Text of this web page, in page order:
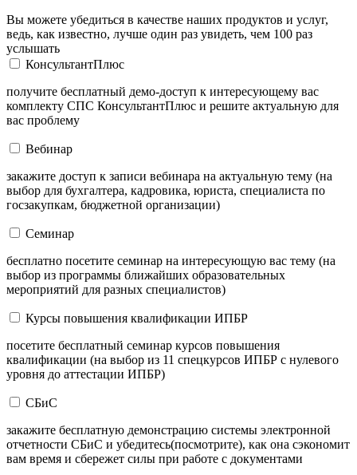
Вы можете убедиться в качестве наших продуктов и услуг,
ведь, как известно, лучше один раз увидеть, чем 100 раз
услышать
КонсультантПлюс
получите бесплатный демо-доступ к интересующему вас
комплекту СПС КонсультантПлюс и решите актуальную для
вас проблему
Вебинар
закажите доступ к записи вебинара на актуальную тему (на
выбор для бухгалтера, кадровика, юриста, специалиста по
госзакупкам, бюджетной организации)
Семинар
бесплатно посетите семинар на интересующую вас тему (на
выбор из программы ближайших образовательных
мероприятий для разных специалистов)
Курсы повышения квалификации ИПБР
посетите бесплатный семинар курсов повышения
квалификации (на выбор из 11 спецкурсов ИПБР с нулевого
уровня до аттестации ИПБР)
СБиС
закажите бесплатную демонстрацию системы электронной
отчетности СБиС и убедитесь(посмотрите), как она сэкономит
вам время и сбережет силы при работе с документами